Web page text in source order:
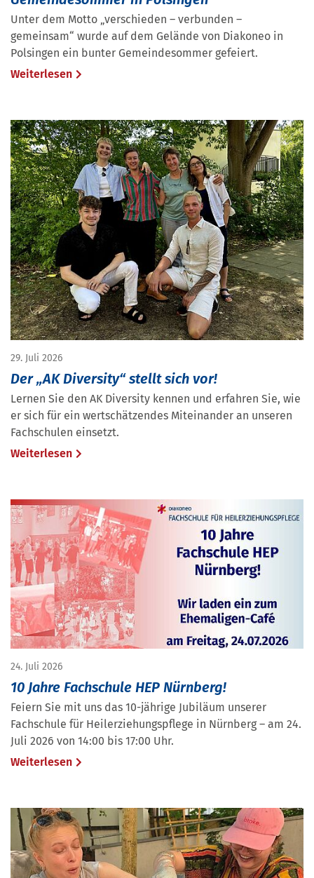
Unter dem Motto „verschieden – verbunden –
gemeinsam“ wurde auf dem Gelände von Diakoneo in
Polsingen ein bunter Gemeindesommer gefeiert.
Weiterlesen
29. Juli 2026
Der „AK Diversity“ stellt sich vor!
Lernen Sie den AK Diversity kennen und erfahren Sie, wie
er sich für ein wertschätzendes Miteinander an unseren
Fachschulen einsetzt.
Weiterlesen
24. Juli 2026
10 Jahre Fachschule HEP Nürnberg!
Feiern Sie mit uns das 10-jährige Jubiläum unserer
Fachschule für Heilerziehungspflege in Nürnberg – am 24.
Juli 2026 von 14:00 bis 17:00 Uhr.
Weiterlesen